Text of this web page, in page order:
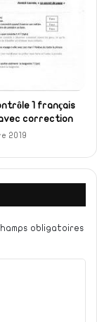
1 français
correction
2019
obligatoires